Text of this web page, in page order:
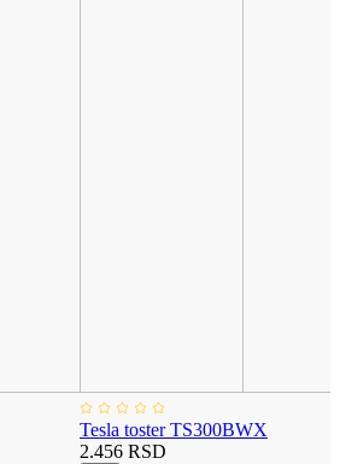
Tesla toster TS300BWX
2.456 RSD